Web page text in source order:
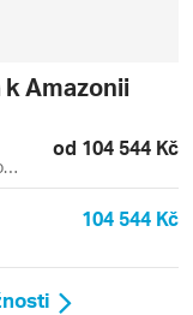
k Amazonii
od 104 544 Kč
104 544 Kč